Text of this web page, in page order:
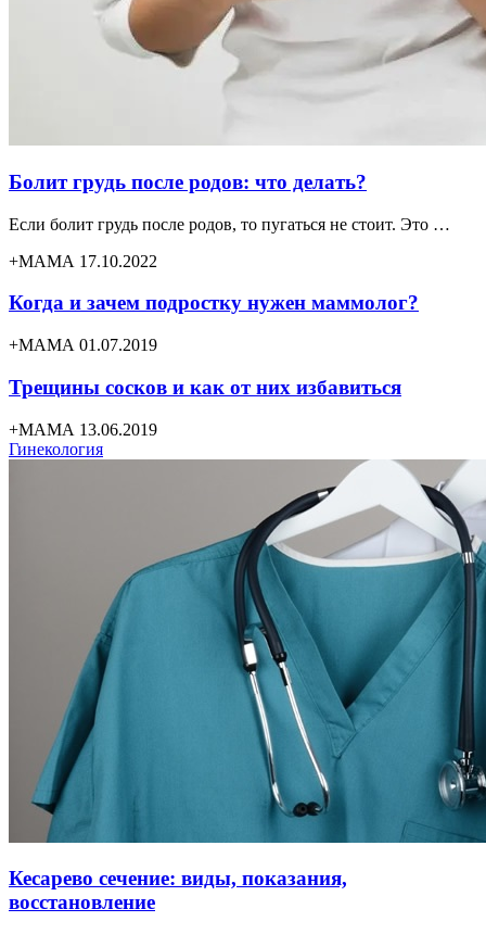
Болит грудь после родов: что делать?
Если болит грудь после родов, то пугаться не стоит. Это …
+МАМА 17.10.2022
Когда и зачем подростку нужен маммолог?
+МАМА 01.07.2019
Трещины сосков и как от них избавиться
+МАМА 13.06.2019
Гинекология
Кесарево сечение: виды, показания,
восстановление